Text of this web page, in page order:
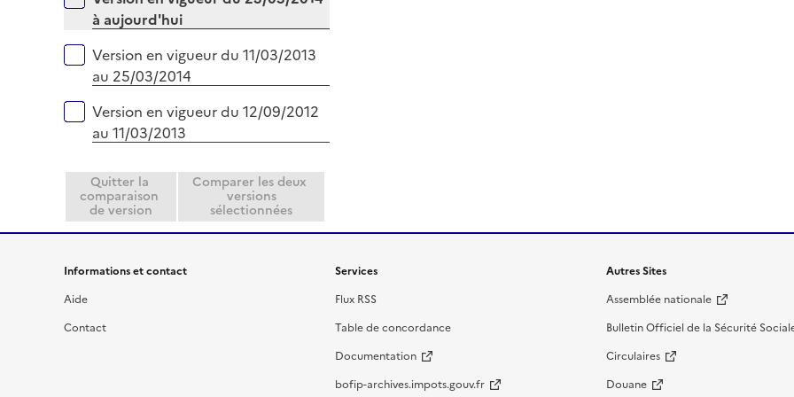
r
l
i
e
à aujourd'hui
Version en vigueur du 11/03/2013
au 25/03/2014
Version en vigueur du 12/09/2012
au 11/03/2013
Quitter la
comparaison
de version
Comparer les deux
versions
sélectionnées
Informations et contact
Aide
Contact
Services
Flux RSS
Table de concordance
Documentation
bofip-archives.impots.gouv.fr
Autres Sites
Assemblée nationale
Bulletin Officiel de la Sécurité
Circulaires
Douane